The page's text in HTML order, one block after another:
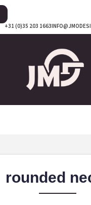
+31 (0)35 203 1663
rounded